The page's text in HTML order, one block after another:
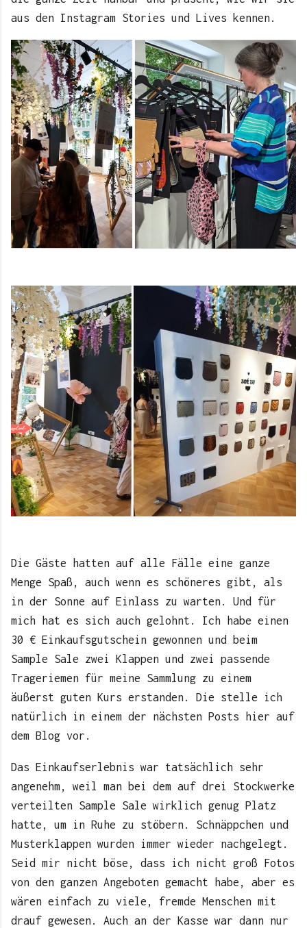
aus den Instagram Stories und Lives kennen.
Die Gäste hatten auf alle Fälle eine ganze
Menge Spaß, auch wenn es schöneres gibt, als
in der Sonne auf Einlass zu warten. Und für
mich hat es sich auch gelohnt. Ich habe einen
30 € Einkaufsgutschein gewonnen und beim
Sample Sale zwei Klappen und zwei passende
Trageriemen für meine Sammlung zu einem
äußerst guten Kurs erstanden. Die stelle ich
natürlich in einem der nächsten Posts hier auf
dem Blog vor.
Das Einkaufserlebnis war tatsächlich sehr
angenehm, weil man bei dem auf drei Stockwerke
verteilten Sample Sale wirklich genug Platz
hatte, um in Ruhe zu stöbern. Schnäppchen und
Musterklappen wurden immer wieder nachgelegt.
Seid mir nicht böse, dass ich nicht groß Fotos
von den ganzen Angeboten gemacht habe, aber es
wären einfach zu viele, fremde Menschen mit
drauf gewesen. Auch an der Kasse war dann nur